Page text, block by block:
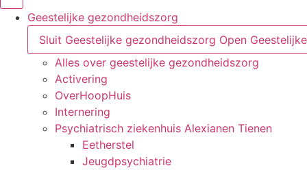
Geestelijke gezondheidszorg
Sluit Geestelijke gezondheidszorg Open
Alles over geestelijke gezondheidszorg
Activering
OverHoopHuis
Internering
Psychiatrisch ziekenhuis Alexianen Tienen
Eetherstel
Jeugdpsychiatrie